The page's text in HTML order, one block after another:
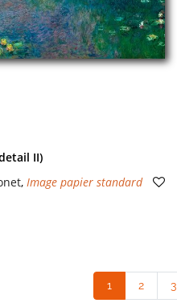
II)
, Image papier standard
1 (current)
2 3